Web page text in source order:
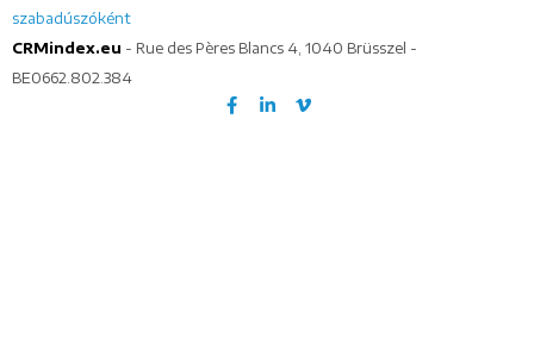
szabadúszóként
CRMindex.eu - Rue des Pères Blancs 4, 1040 Brüsszel -
BE0662.802.384